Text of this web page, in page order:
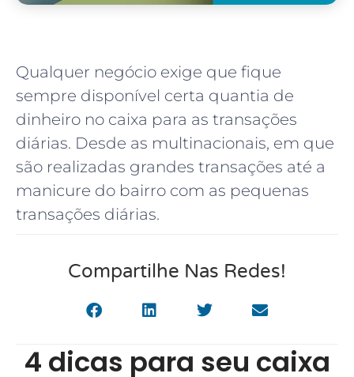
Qualquer negócio exige que fique
sempre disponível certa quantia de
dinheiro no caixa para as transações
diárias. Desde as multinacionais, em que
são realizadas grandes transações até a
manicure do bairro com as pequenas
transações diárias.
Compartilhe Nas Redes!
4 dicas para seu caixa